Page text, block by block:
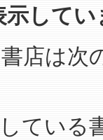
して
店は次
ている